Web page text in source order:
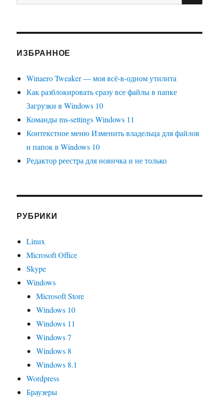
ИЗБРАННОЕ
Winaero Tweaker — моя всё-в-одном утилита
Как разблокировать сразу все файлы в папке
Загрузки в Windows 10
Команды ms-settings Windows 11
Контекстное меню Изменить владельца для файлов
и папок в Windows 10
Редактор реестра для новичка и не только
РУБРИКИ
Linux
Microsoft Office
Skype
Windows
Microsoft Store
Windows 10
Windows 11
Windows 7
Windows 8
Windows 8.1
Wordpress
Браузеры